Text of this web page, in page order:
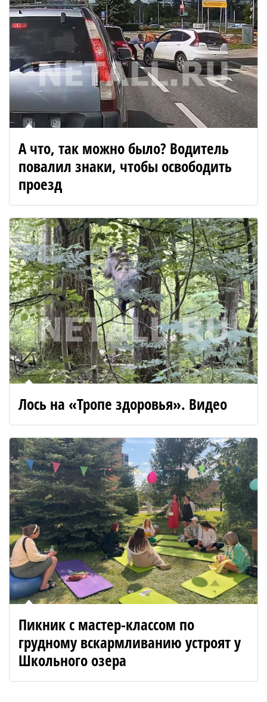
А что, так можно было? Водитель
повалил знаки, чтобы освободить
проезд
Лось на «Тропе здоровья». Видео
Пикник с мастер-классом по
грудному вскармливанию устроят у
Школьного озера